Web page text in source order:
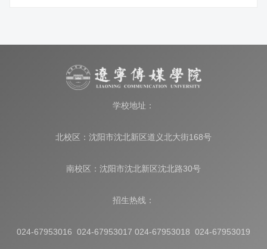
学校地址：
北校区：沈阳市沈北新区道义北大街168号
南校区：沈阳市沈北新区沈北路30号
招生热线：
024-67953016 024-67953017 024-67953018 024-67953019